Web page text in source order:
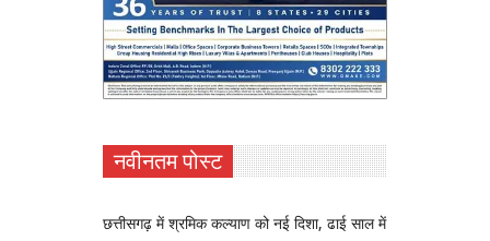
नवीनतम पोस्ट
छत्तीसगढ़ में श्रमिक कल्याण को नई दिशा, ढाई साल में